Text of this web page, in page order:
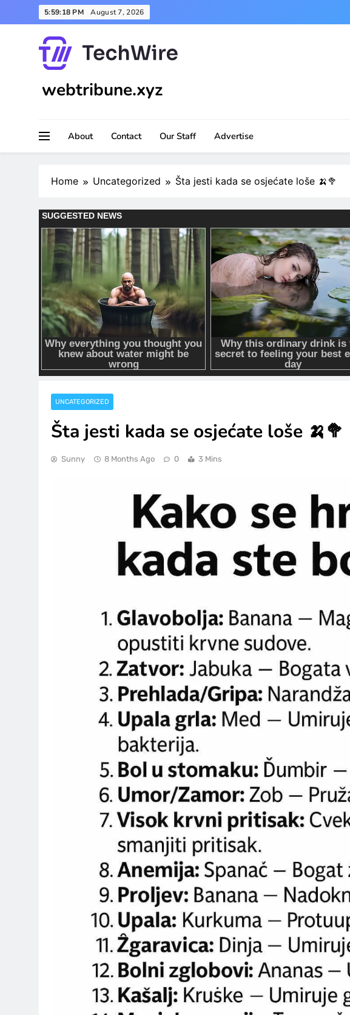
to
5:59:20 PM August 7, 2026
webtribune.xyz
About Contact Our Staff Advertise
Home Uncategorized Šta jesti kada se osjećate loše 🍌🥦
UNCATEGORIZED
Šta jesti kada se osjećate loše 🍌🥦
Sunny 8 Months Ago 0 3 Mins